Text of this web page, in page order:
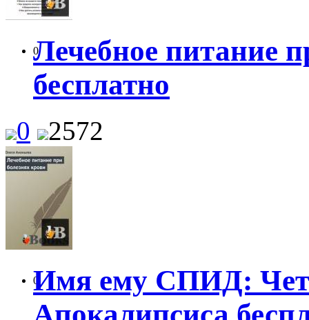
0
Лечебное питание
бесплатно
0 2572
0
Имя ему СПИД: